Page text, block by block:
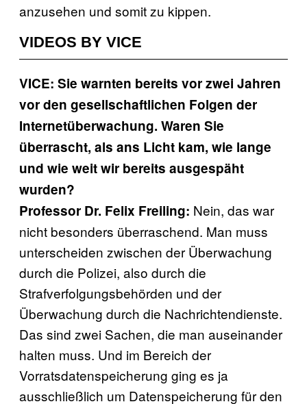
anzusehen und somit zu kippen.
VIDEOS BY VICE
VICE: Sie warnten bereits vor zwei Jahren
vor den gesellschaftlichen Folgen der
Internetüberwachung. Waren Sie
überrascht, als ans Licht kam, wie lange
und wie weit wir bereits ausgespäht
wurden?
Professor Dr. Felix Freiling: Nein, das war
nicht besonders überraschend. Man muss
unterscheiden zwischen der Überwachung
durch die Polizei, also durch die
Strafverfolgungsbehörden und der
Überwachung durch die Nachrichtendienste.
Das sind zwei Sachen, die man auseinander
halten muss. Und im Bereich der
Vorratsdatenspeicherung ging es ja
ausschließlich um Datenspeicherung für den